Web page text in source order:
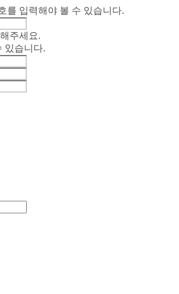
를 입력해야 볼 수 있습니다.
주세요.
있습니다.